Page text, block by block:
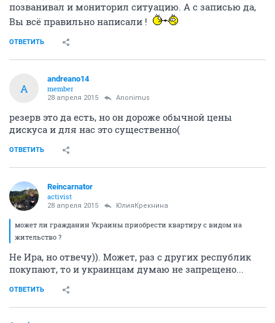
192973 1000
Болтушка-4 (о наших питомцах)
278690
Anоnimus
Анонимный пользователь
28 апреля 2015 andreano14
Значит надо будет записывацца. Но могут
предложить без балкона, даже по записи! Сейчас и
квартир, кроме студий. Могут быть и отказные , я бы
позванивал и мониторил ситуацию. А с записью да,
Вы всё правильно написали !
ОТВЕТИТЬ
andreano14
28 апреля 2015 Anоnimus
резерв это да есть, но он дороже обычной цены
дискуса и для нас это существенно(
ОТВЕТИТЬ